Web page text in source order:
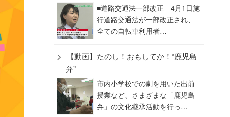
​■道路交通法一部改正 4月1日施
行道路交通法が一部改正され、
全ての自転車利用者…
【動画】たのし！おもしてか！“鹿児島
弁”
市内小学校での劇を用いた出前
授業など、さまざまな「鹿児島
弁」の文化継承活動を行っ…